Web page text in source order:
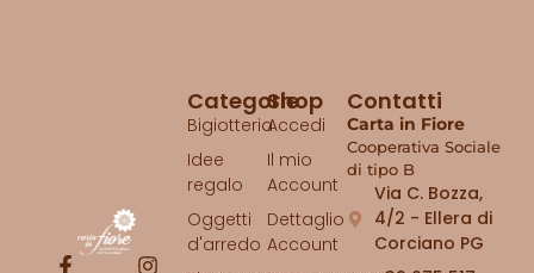
Contatti
Carta in Fiore
Cooperativa Sociale
di tipo B
Via C. Bozza,
4/2 - Ellera di
Corciano PG
Shop
Accedi
Il mio
Account
Dettaglio
Account
Categorie
Bigiotteria
Idee
regalo
Oggetti
d'arredo